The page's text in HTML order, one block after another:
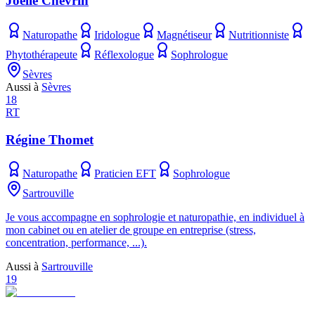
Naturopathe Iridologue Magnétiseur
Nutritionniste
Phytothérapeute
Réflexologue
Sophrologue
Sèvres
Aussi à Sèvres
18
RT
Régine Thomet
Naturopathe Praticien EFT
Sophrologue
Sartrouville
Je vous accompagne en sophrologie et naturopathie, en individuel à
mon cabinet ou en atelier de groupe en entreprise (stress,
concentration, performance, ...).
Aussi à Sartrouville
19